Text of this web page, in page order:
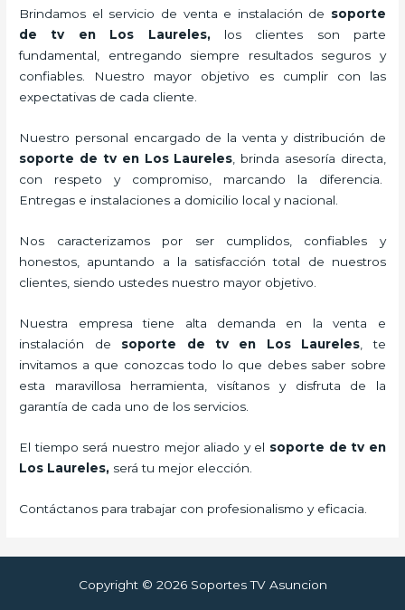
Brindamos el servicio de venta e instalación de soporte
de tv en Los Laureles, los clientes son parte
fundamental, entregando siempre resultados seguros y
confiables. Nuestro mayor objetivo es cumplir con las
expectativas de cada cliente.
Nuestro personal encargado de la venta y distribución de
soporte de tv en Los Laureles, brinda asesoría directa,
con respeto y compromiso, marcando la diferencia.
Entregas e instalaciones a domicilio local y nacional.
Nos caracterizamos por ser cumplidos, confiables y
honestos, apuntando a la satisfacción total de nuestros
clientes, siendo ustedes nuestro mayor objetivo.
Nuestra empresa tiene alta demanda en la venta e
instalación de soporte de tv en Los Laureles , te
invitamos a que conozcas todo lo que debes saber sobre
esta maravillosa herramienta, visítanos y disfruta de la
garantía de cada uno de los servicios.
El tiempo será nuestro mejor aliado y el soporte de tv en
Los Laureles, será tu mejor elección.
Contáctanos para trabajar con profesionalismo y eficacia.
Copyright © 2026 Soportes TV Asuncion